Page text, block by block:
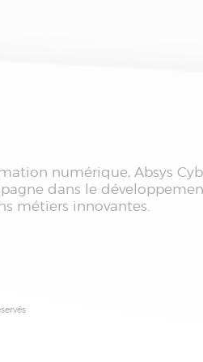
numérique, Absys
dans le
métiers innovantes.